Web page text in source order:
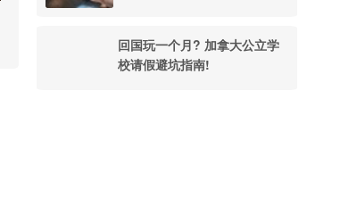
回国玩一个月? 加拿大公立学
校请假避坑指南!